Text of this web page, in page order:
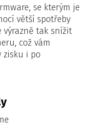
se kterým je
větší spotřeby
výrazně tak snížit
což vám
zisku i po